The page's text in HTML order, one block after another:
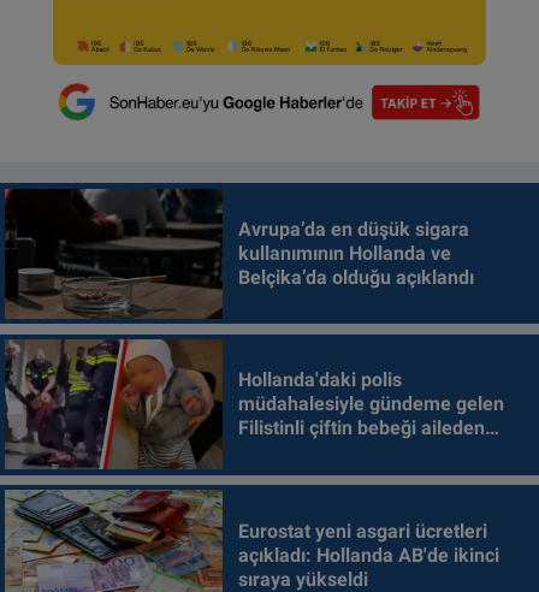
Avrupa’da en düşük sigara
kullanımının Hollanda ve
Belçika’da olduğu açıklandı
Hollanda'daki polis
müdahalesiyle gündeme gelen
Filistinli çiftin bebeği aileden
Eurostat yeni asgari ücretleri
açıkladı: Hollanda AB'de ikinci
sıraya yükseldi